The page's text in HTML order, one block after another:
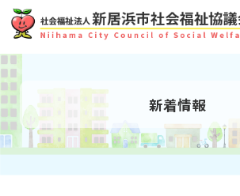
新着情報